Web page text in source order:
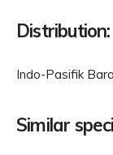
Distribution:
Indo-Pasifik
Similar